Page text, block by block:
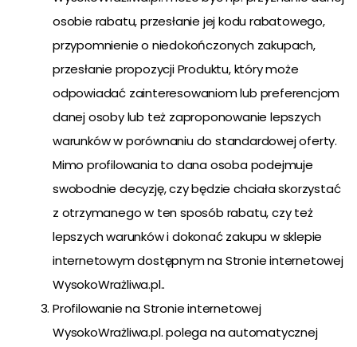
osobie rabatu, przesłanie jej kodu rabatowego,
przypomnienie o niedokończonych zakupach,
przesłanie propozycji Produktu, który może
odpowiadać zainteresowaniom lub preferencjom
danej osoby lub też zaproponowanie lepszych
warunków w porównaniu do standardowej oferty.
Mimo profilowania to dana osoba podejmuje
swobodnie decyzję, czy będzie chciała skorzystać
z otrzymanego w ten sposób rabatu, czy też
lepszych warunków i dokonać zakupu w sklepie
internetowym dostępnym na Stronie internetowej
WysokoWrażliwa.pl..
Profilowanie na Stronie internetowej
WysokoWrażliwa.pl. polega na automatycznej